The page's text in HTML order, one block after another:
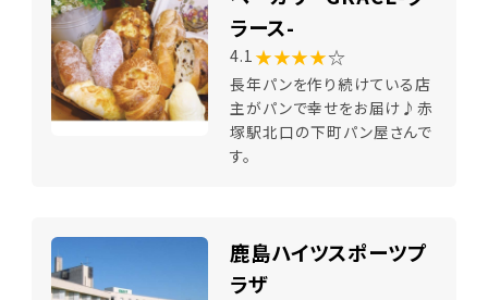
ラース-
4.1 ★★★★☆
長年パンを作り続けている店
主がパンで幸せをお届け♪赤
塚駅北口の下町パン屋さんで
す。
鹿島ハイツスポーツプ
ラザ